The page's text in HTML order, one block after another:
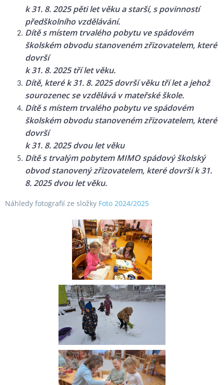
k 31. 8. 2025 pěti let věku a starší, s povinností
předškolního vzdělávání.
Dítě s místem trvalého pobytu ve spádovém
školském obvodu stanoveném zřizovatelem, které
dovrší
k 31. 8. 2025 tří let věku.
Dítě, které k 31. 8. 2025 dovrší věku tří let a jehož
sourozenec se vzdělává v mateřské škole.
Dítě s místem trvalého pobytu ve spádovém
školském obvodu stanoveném zřizovatelem, které
dovrší
k 31. 8. 2025 dvou let věku
Dítě s trvalým pobytem MIMO spádový školský
obvod stanovený zřizovatelem, které dovrší k 31.
8. 2025 dvou let věku.
Náhledy fotografií ze složky Foto 2024/2025